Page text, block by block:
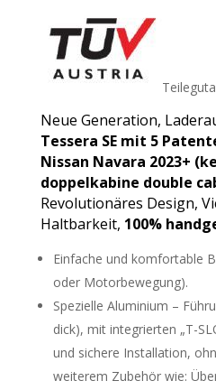
Neue Generation,
Tessera SEmit 5
Nissan Navara 2023+
doppelkabine double
Revolutionäres Design,
Haltbarkeit, 100%
Einfache und komfortable
oder Motorbewegung).
Spezielle Aluminium –
dick), mit integrierten „T-
und sichere Installation,
weiterem Zubehör wie: